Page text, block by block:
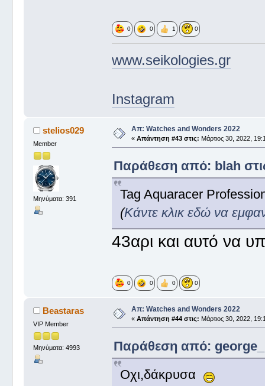
0 0 1 0
www.seikologies.gr
Instagram
stelios029
Member
Μηνύματα: 391
Απ: Watches and Wonders 2022
« Απάντηση #43 στις: Μάρτιος 30, 2022,
Παράθεση από: blah
Tag Aquaracer
(Κάντε κλικ εδώ να
43αρι και αυτό να
0 0 0 0
Beastaras
VIP Member
Μηνύματα: 4993
Απ: Watches and Wonders 2022
« Απάντηση #44 στις: Μάρτιος 30, 2022,
Παράθεση από: george_
Οχι,δάκρυσα